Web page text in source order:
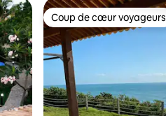
Coup de cœur voyageurs
Coup de cœur voyageurs